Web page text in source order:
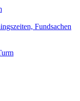
Fundsachen